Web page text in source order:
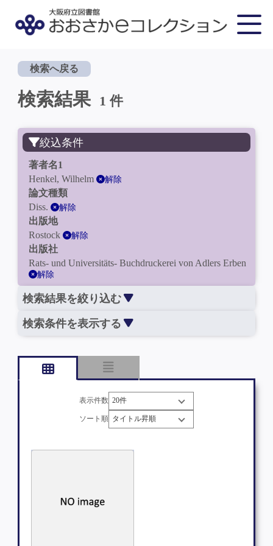
検索へ戻る
検索結果 1 件
絞込条件
著者名1
Henkel, Wilhelm
解除
論文種類
Diss.
解除
出版地
Rostock
解除
出版社
Rats- und Universitäts- Buchdruckerei von Adlers Erben
解除
検索結果を絞り込む
検索条件を表示する
表示件数
ソート順